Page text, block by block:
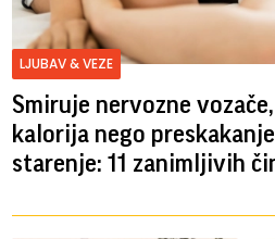
LJUBAV & VEZE
Smiruje nervozne
kalorija nego
starenje: 11 zanimljivih